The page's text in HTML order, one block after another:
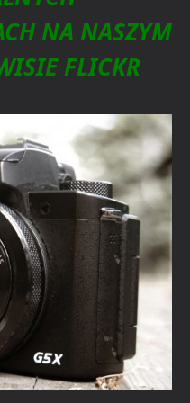
NA NASZYM
FLICKR